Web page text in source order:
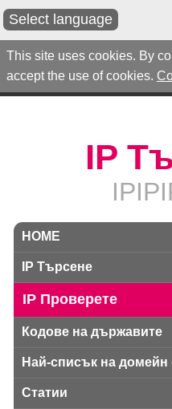
This site uses cookies. By
accept the use of cookies.
Select language
IP
HOME
IP Търсене
IP Проверете
Кодове на държавите
Най-списък на
Статии